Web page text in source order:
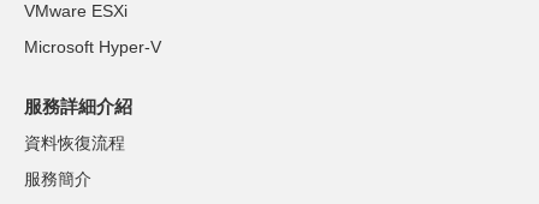
VMware ESXi
Microsoft Hyper-V
服務詳細介紹
資料恢復流程
服務簡介